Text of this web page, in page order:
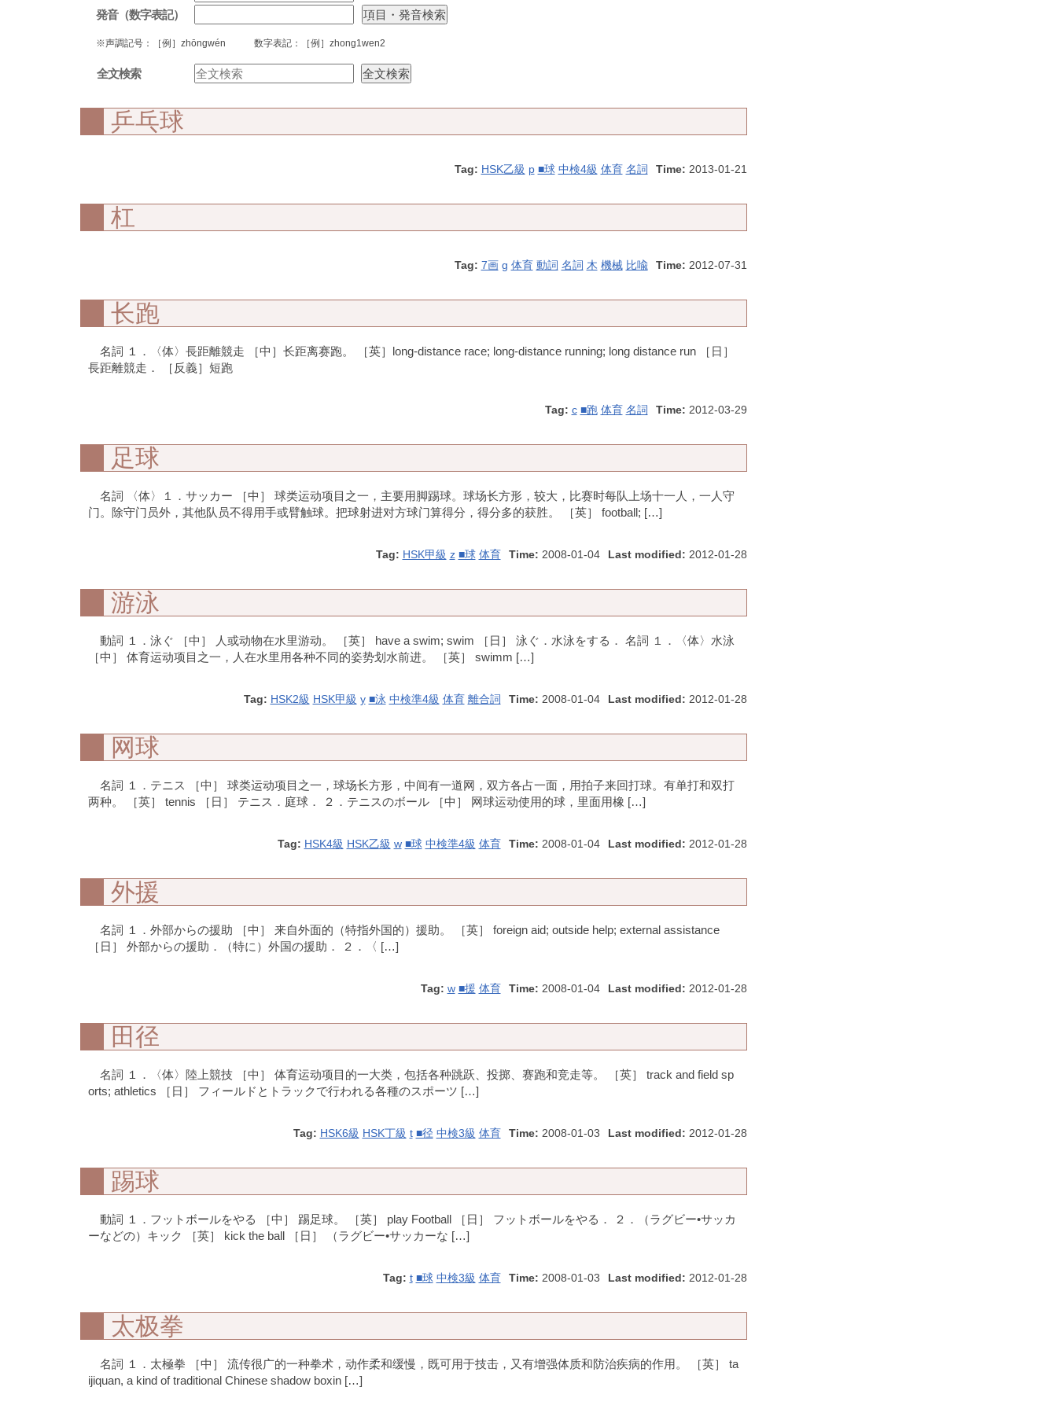
発音（数字表記）
※声調記号：［例］zhōngwén 数字表記：［例］zhong1wen2
全文検索
乒乓球
Tag: HSK乙級 p ■球 中検4級 体育 名詞 Time: 2013-01-21
杠
Tag: 7画 g 体育 動詞 名詞 木 機械 比喩 Time: 2012-07-31
长跑
名詞 １．〈体〉長距離競走 ［中］长距离赛跑。 ［英］long-distance race; long-distance running; long distance run ［日］
長距離競走． ［反義］短跑
Tag: c ■跑 体育 名詞 Time: 2012-03-29
足球
名詞 〈体〉１．サッカー ［中］ 球类运动项目之一，主要用脚踢球。球场长方形，较大，比赛时每队上场十一人，一人守
门。除守门员外，其他队员不得用手或臂触球。把球射进对方球门算得分，得分多的获胜。 ［英］ football; […]
Tag: HSK甲級 z ■球 体育 Time: 2008-01-04 Last modified: 2012-01-28
游泳
動詞 １．泳ぐ ［中］ 人或动物在水里游动。 ［英］ have a swim; swim ［日］ 泳ぐ．水泳をする． 名詞 １．〈体〉水泳
［中］ 体育运动项目之一，人在水里用各种不同的姿势划水前进。 ［英］ swimm […]
Tag: HSK2級 HSK甲級 y ■泳 中検準4級 体育 離合詞 Time: 2008-01-04 Last modified: 2012-01-28
网球
名詞 １．テニス ［中］ 球类运动项目之一，球场长方形，中间有一道网，双方各占一面，用拍子来回打球。有单打和双打
两种。 ［英］ tennis ［日］ テニス．庭球． ２．テニスのボール ［中］ 网球运动使用的球，里面用橡 […]
Tag: HSK4級 HSK乙級 w ■球 中検準4級 体育 Time: 2008-01-04 Last modified: 2012-01-28
外援
名詞 １．外部からの援助 ［中］ 来自外面的（特指外国的）援助。 ［英］ foreign aid; outside help; external assistance
［日］ 外部からの援助．（特に）外国の援助． ２．〈 […]
Tag: w ■援 体育 Time: 2008-01-04 Last modified: 2012-01-28
田径
名詞 １．〈体〉陸上競技 ［中］ 体育运动项目的一大类，包括各种跳跃、投掷、赛跑和竞走等。 ［英］ track and field sp
orts; athletics ［日］ フィールドとトラックで行われる各種のスポーツ […]
Tag: HSK6級 HSK丁級 t ■径 中検3級 体育 Time: 2008-01-03 Last modified: 2012-01-28
踢球
動詞 １．フットボールをやる ［中］ 踢足球。 ［英］ play Football ［日］ フットボールをやる． ２．（ラグビー•サッカ
ーなどの）キック ［英］ kick the ball ［日］ （ラグビー•サッカーな […]
Tag: t ■球 中検3級 体育 Time: 2008-01-03 Last modified: 2012-01-28
太极拳
名詞 １．太極拳 ［中］ 流传很广的一种拳术，动作柔和缓慢，既可用于技击，又有增强体质和防治疾病的作用。 ［英］ ta
ijiquan, a kind of traditional Chinese shadow boxin […]